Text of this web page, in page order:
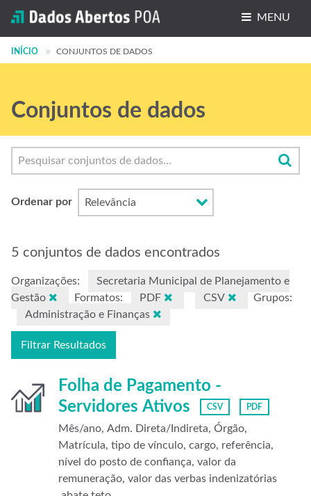
MENU
Conjuntos de dados
Grupos
Sobre
INÍCIO CONJUNTOS DE DADOS
Conjuntos de dados
Ordenar por
5 conjuntos de dados encontrados
Organizações:
Secretaria Municipal de Planejamento e
Gestão
Formatos: PDF CSV
Grupos:
Administração e Finanças
Filtrar Resultados
Folha de Pagamento -
Servidores Ativos
CSV PDF
Mês/ano, Adm. Direta/Indireta, Órgão,
Matrícula, tipo de vínculo, cargo, referência,
nível do posto de confiança, valor da
remuneração, valor das verbas indenizatórias